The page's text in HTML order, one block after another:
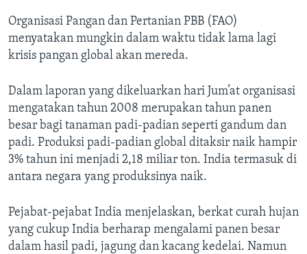
Utama
Lanjut
ke
Learning English
Bahasa-bahasa
Organisasi Pangan dan Pertanian PBB (FAO)
menyatakan mungkin dalam waktu tidak lama lagi
krisis pangan global akan mereda.
Dalam laporan yang dikeluarkan hari Jum’at organisasi
mengatakan tahun 2008 merupakan tahun panen
besar bagi tanaman padi-padian seperti gandum dan
padi. Produksi padi-padian global ditaksir naik hampir
3% tahun ini menjadi 2,18 miliar ton. India termasuk di
antara negara yang produksinya naik.
Pejabat-pejabat India menjelaskan, berkat curah hujan
yang cukup India berharap mengalami panen besar
dalam hasil padi, jagung dan kacang kedelai. Namun